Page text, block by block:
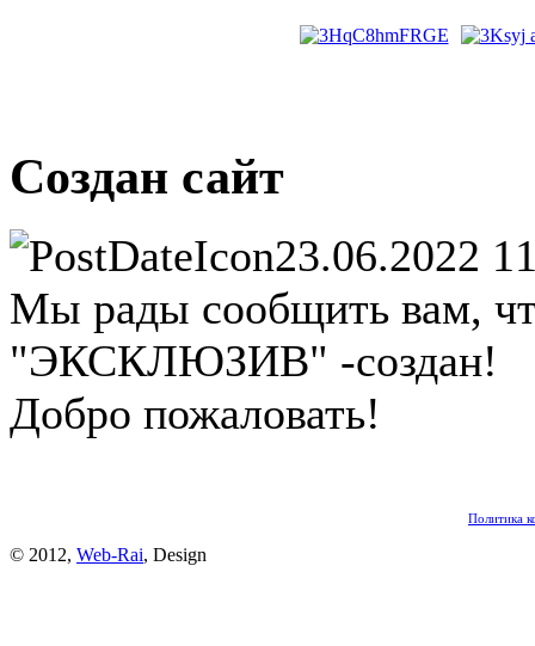
Создан сайт
23.06.2022
Мы рады сообщить вам,
"ЭКСКЛЮЗИВ" -создан!
Добро пожаловать!
Политика
© 2012, Web-Rai, Design